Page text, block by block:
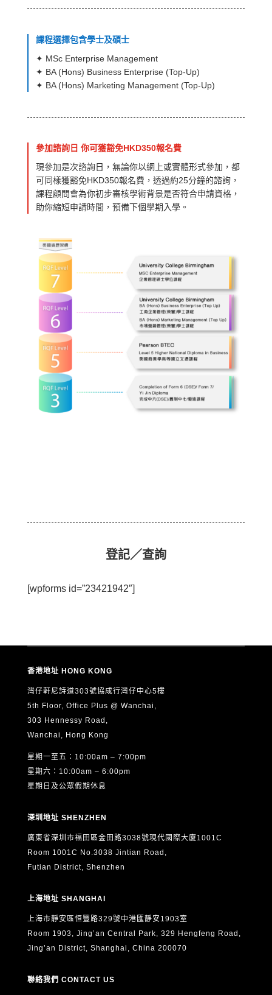
課程選擇包含學士及碩士
✦ MSc Enterprise Management
✦ BA (Hons) Business Enterprise (Top-Up)
✦ BA (Hons) Marketing Management (Top-Up)
參加諮詢日 你可獲豁免HKD350報名費
現參加是次諮詢日，無論你以網上或實體形式參加，都
可同樣獲豁免HKD350報名費，透過約25分鐘的諮詢，
課程顧問會為你初步審核學術背景是否符合申請資格，
助你縮短申請時間，預備下個學期入學。
登記／查詢
[wpforms id=”23421942″]
香港地址 HONG KONG
灣仔軒尼詩道303號協成行灣仔中心5樓
5th Floor, Office Plus @ Wanchai,
303 Hennessy Road,
Wanchai, Hong Kong
星期一至五：10:00am – 7:00pm
星期六：10:00am – 6:00pm
星期日及公眾假期休息
深圳地址 SHENZHEN
廣東省深圳市福田區金田路3038號現代國際大廈1001C
Room 1001C No.3038 Jintian Road,
Futian District, Shenzhen
上海地址 SHANGHAI
上海市靜安區恒豐路329號中港匯靜安1903室
Room 1903, Jing’an Central Park, 329 Hengfeng Road,
Jing’an District, Shanghai, China 200070
聯絡我們 CONTACT US